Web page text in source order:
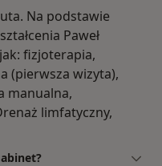
Na podstawie
Paweł
fizjoterapia,
(pierwsza wizyta),
manualna,
limfatyczny,